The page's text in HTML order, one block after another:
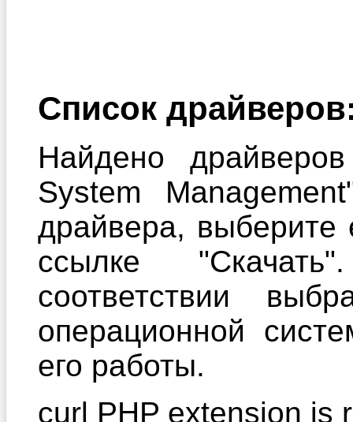
Список
Найдено
System
драйвера, выберите
ссылке
соответствии
операционной
его работы.
curl PHP extension is